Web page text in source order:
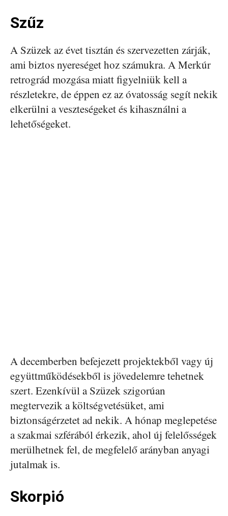
Szűz
A Szüzek az évet tisztán és szervezetten zárják,
ami biztos nyereséget hoz számukra. A Merkúr
retrográd mozgása miatt figyelniük kell a
részletekre, de éppen ez az óvatosság segít nekik
elkerülni a veszteségeket és kihasználni a
lehetőségeket.
A decemberben befejezett projektekből vagy új
együttműködésekből is jövedelemre tehetnek
szert. Ezenkívül a Szüzek szigorúan
megtervezik a költségvetésüket, ami
biztonságérzetet ad nekik. A hónap meglepetése
a szakmai szférából érkezik, ahol új felelősségek
merülhetnek fel, de megfelelő arányban anyagi
jutalmak is.
Skorpió